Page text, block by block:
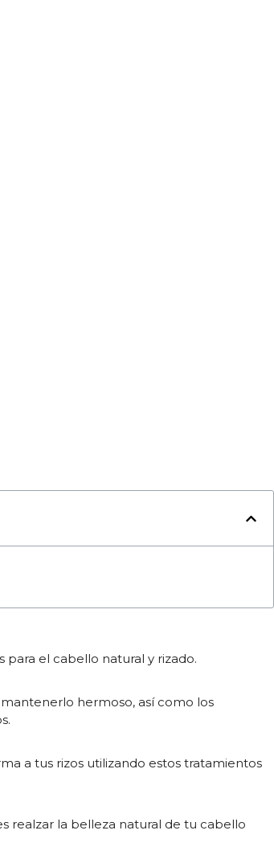
el cabello natural y rizado.
hermoso, así como los
a tus rizos utilizando estos tratamientos
realzar la belleza natural de tu cabello